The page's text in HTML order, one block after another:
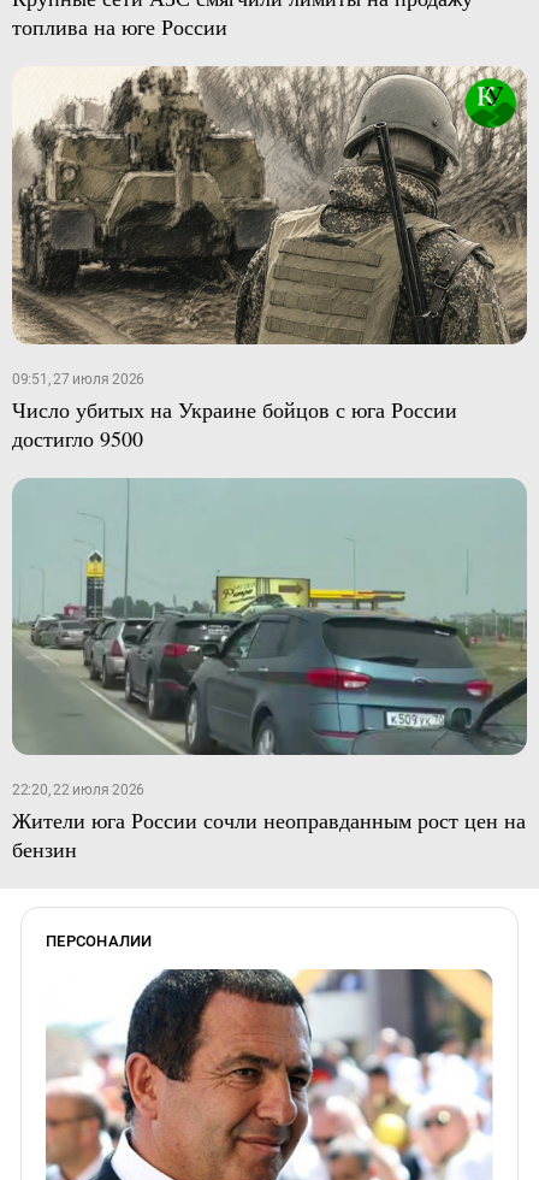
топлива на юге России
09:51, 27 июля 2026
Число убитых на Украине бойцов с юга России
достигло 9500
22:20, 22 июля 2026
Жители юга России сочли неоправданным рост цен на
бензин
ПЕРСОНАЛИИ